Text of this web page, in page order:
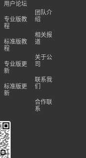
用户论坛
专业版教
程
标准版教
程
专业版更
新
标准版更
新
团队介
绍
相关报
道
关于公
司
联系我
们
合作联
系